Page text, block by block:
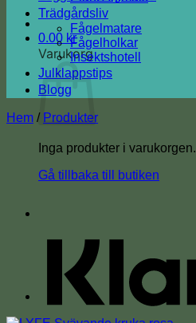
0.00 kr
Varukorg
Inga produkter i varukorgen.
Gå tillbaka till butiken
Trädgårdsliv
Fågelmatare
Fågelholkar
Insektshotell
Julklappstips
Blogg
Hem / Produkter